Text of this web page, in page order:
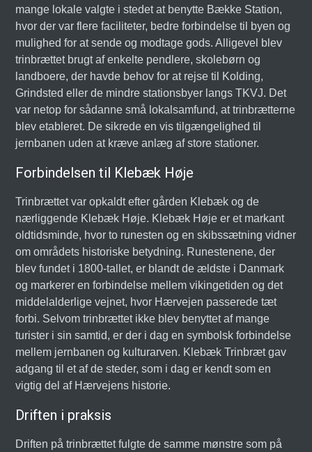
mange lokale valgte i stedet at benytte Bække Station,
hvor der var flere faciliteter, bedre forbindelse til byen og
mulighed for at sende og modtage gods. Alligevel blev
trinbrættet brugt af enkelte pendlere, skolebørn og
landboere, der havde behov for at rejse til Kolding,
Grindsted eller de mindre stationsbyer langs TKVJ. Det
var netop for sådanne små lokalsamfund, at trinbrætterne
blev etableret. De sikrede en vis tilgængelighed til
jernbanen uden at kræve anlæg af store stationer.
Forbindelsen til Klebæk Høje
Trinbrættet var opkaldt efter gården Klebæk og de
nærliggende Klebæk Høje. Klebæk Høje er et markant
oldtidsminde, hvor to runesten og en skibssætning vidner
om områdets historiske betydning. Runestenene, der
blev fundet i 1800-tallet, er blandt de ældste i Danmark
og markerer en forbindelse mellem vikingetiden og det
middelalderlige vejnet, hvor Hærvejen passerede tæt
forbi. Selvom trinbrættet ikke blev benyttet af mange
turister i sin samtid, er der i dag en symbolsk forbindelse
mellem jernbanen og kulturarven. Klebæk Trinbræt gav
adgang til et af de steder, som i dag er kendt som en
vigtig del af Hærvejens historie.
Driften i praksis
Driften på trinbrættet fulgte de samme mønstre som på